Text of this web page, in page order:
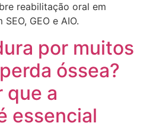
reabilitação oral em
GEO e AIO.
por muitos
óssea?
que a
essencial